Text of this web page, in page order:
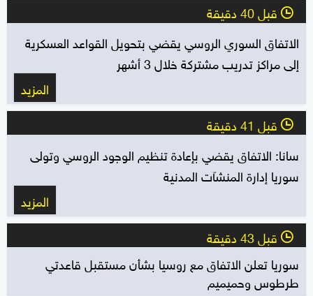
l قبل 40 دقيقة
الاتفاق السوري الروسي يقضي بتحويل القواعد العسكرية
إلى مراكز تدريب مشتركة خلال 3 أشهر
المزيد
l قبل 41 دقيقة
سانا: الاتفاق يقضي بإعادة تنظيم الوجود الروسي ‏وتولى
سوريا إدارة المنشآت المدنية
المزيد
l قبل 43 دقيقة
سوريا تعلن الاتفاق مع روسيا بشأن مستقبل قاعدتي
طرطوس وحميميم